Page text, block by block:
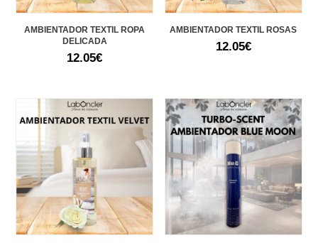
AMBIENTADOR TEXTIL ROPA
DELICADA
12.05€
AMBIENTADOR TEXTIL ROSAS
12.05€